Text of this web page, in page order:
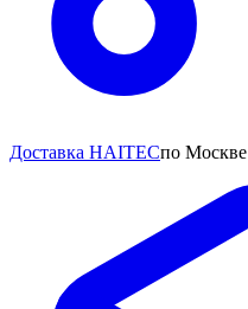
Доставка HAITECпо Москве